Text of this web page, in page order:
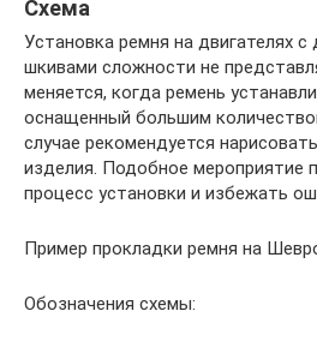
Схема
Установка ремня на двигателях с
шкивами сложности не
меняется, когда ремень
оснащенный большим
случае рекомендуется
изделия. Подобное мероприятие
процесс установки и избежать
Пример прокладки ремня на
Обозначения схемы: